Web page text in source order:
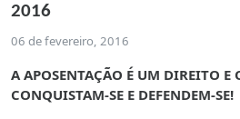
2016
06 de fevereiro, 2016
A APOSENTAÇÃO É UM DIREITO E
CONQUISTAM-SE E DEFENDEM-SE!